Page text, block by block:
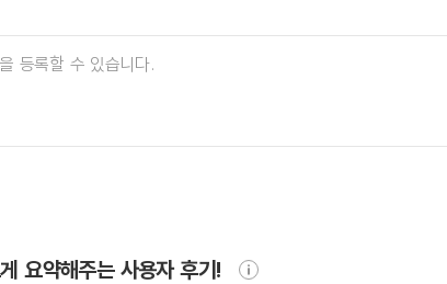
요약해주는 사용자 후기!